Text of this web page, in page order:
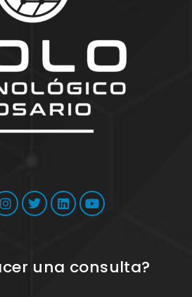
una consulta?